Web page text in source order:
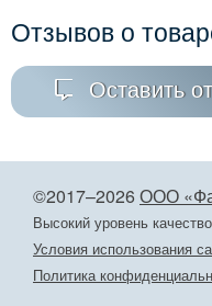
Отзывов о
Оставить
©2017–2026ООО
Высокий уровень
Условия использования
Политика